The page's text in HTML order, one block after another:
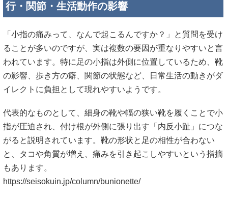
行・関節・生活動作の影響
「小指の痛みって、なんで起こるんですか？」と質問を受け
ることが多いのですが、実は複数の要因が重なりやすいと言
われています。特に足の小指は外側に位置しているため、靴
の影響、歩き方の癖、関節の状態など、日常生活の動きがダ
イレクトに負担として現れやすいようです。
代表的なものとして、細身の靴や幅の狭い靴を履くことで小
指が圧迫され、付け根が外側に張り出す「内反小趾」につな
がると説明されています。靴の形状と足の相性が合わない
と、タコや角質が増え、痛みを引き起こしやすいという指摘
もあります。
https://seisokuin.jp/column/bunionette/